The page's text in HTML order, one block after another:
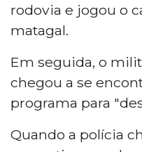
rodovia e jogou o
matagal.
Em seguida, o
chegou a se
programa para
Quando a polícia